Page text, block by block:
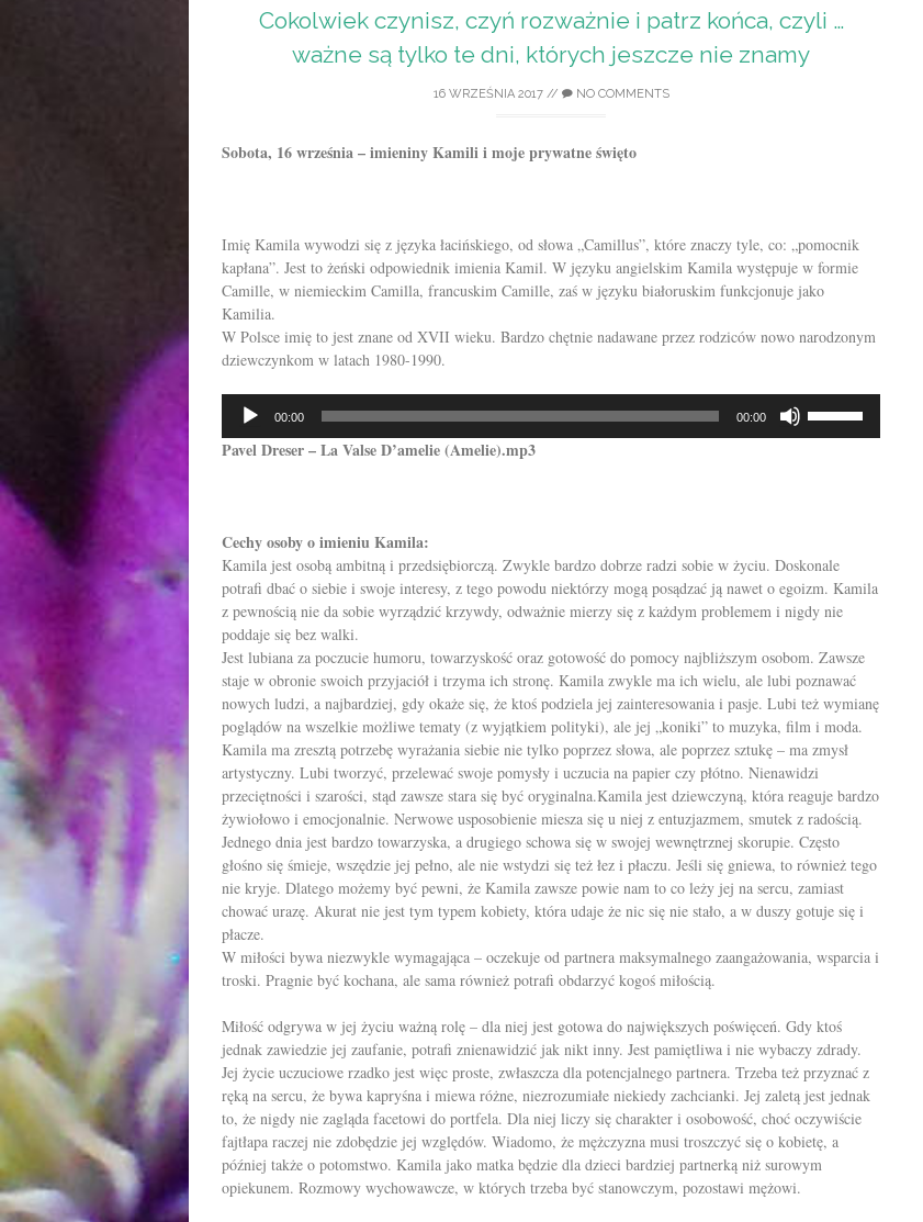
Cokolwiek czynisz, czyń rozważnie i patrz końca, czyli …
ważne są tylko te dni, których jeszcze nie znamy
16 WRZEŚNIA 2017// NO COMMENTS
Sobota, 16 września – imieniny Kamili i moje prywatne święto
Imię Kamila wywodzi się z języka łacińskiego, od słowa „Camillus”, które znaczy tyle, co: „pomocnik
kapłana”. Jest to żeński odpowiednik imienia Kamil. W języku angielskim Kamila występuje w formie
Camille, w niemieckim Camilla, francuskim Camille, zaś w języku białoruskim funkcjonuje jako
Kamilia.
W Polsce imię to jest znane od XVII wieku. Bardzo chętnie nadawane przez rodziców nowo narodzonym
dziewczynkom w latach 1980-1990.
Odtwarzacz
plików
dźwiękowych
00:00 00:00
lub
zmniejszyć
głośność.
Pavel Dreser – La Valse D’amelie (Amelie).mp3
Cechy osoby o imieniu Kamila:
Kamila jest osobą ambitną i przedsiębiorczą. Zwykle bardzo dobrze radzi sobie w życiu. Doskonale
potrafi dbać o siebie i swoje interesy, z tego powodu niektórzy mogą posądzać ją nawet o egoizm. Kamila
z pewnością nie da sobie wyrządzić krzywdy, odważnie mierzy się z każdym problemem i nigdy nie
poddaje się bez walki.
Jest lubiana za poczucie humoru, towarzyskość oraz gotowość do pomocy najbliższym osobom. Zawsze
staje w obronie swoich przyjaciół i trzyma ich stronę. Kamila zwykle ma ich wielu, ale lubi poznawać
nowych ludzi, a najbardziej, gdy okaże się, że ktoś podziela jej zainteresowania i pasje. Lubi też wymianę
poglądów na wszelkie możliwe tematy (z wyjątkiem polityki), ale jej „koniki” to muzyka, film i moda.
Kamila ma zresztą potrzebę wyrażania siebie nie tylko poprzez słowa, ale poprzez sztukę – ma zmysł
artystyczny. Lubi tworzyć, przelewać swoje pomysły i uczucia na papier czy płótno. Nienawidzi
przeciętności i szarości, stąd zawsze stara się być oryginalna.Kamila jest dziewczyną, która reaguje bardzo
żywiołowo i emocjonalnie. Nerwowe usposobienie miesza się u niej z entuzjazmem, smutek z radością.
Jednego dnia jest bardzo towarzyska, a drugiego schowa się w swojej wewnętrznej skorupie. Często
głośno się śmieje, wszędzie jej pełno, ale nie wstydzi się też łez i płaczu. Jeśli się gniewa, to również tego
nie kryje. Dlatego możemy być pewni, że Kamila zawsze powie nam to co leży jej na sercu, zamiast
chować urazę. Akurat nie jest tym typem kobiety, która udaje że nic się nie stało, a w duszy gotuje się i
płacze.
W miłości bywa niezwykle wymagająca – oczekuje od partnera maksymalnego zaangażowania, wsparcia i
troski. Pragnie być kochana, ale sama również potrafi obdarzyć kogoś miłością.
Miłość odgrywa w jej życiu ważną rolę – dla niej jest gotowa do największych poświęceń. Gdy ktoś
jednak zawiedzie jej zaufanie, potrafi znienawidzić jak nikt inny. Jest pamiętliwa i nie wybaczy zdrady.
Jej życie uczuciowe rzadko jest więc proste, zwłaszcza dla potencjalnego partnera. Trzeba też przyznać z
ręką na sercu, że bywa kapryśna i miewa różne, niezrozumiałe niekiedy zachcianki. Jej zaletą jest jednak
to, że nigdy nie zagląda facetowi do portfela. Dla niej liczy się charakter i osobowość, choć oczywiście
fajtłapa raczej nie zdobędzie jej względów. Wiadomo, że mężczyzna musi troszczyć się o kobietę, a
później także o potomstwo. Kamila jako matka będzie dla dzieci bardziej partnerką niż surowym
opiekunem. Rozmowy wychowawcze, w których trzeba być stanowczym, pozostawi mężowi.